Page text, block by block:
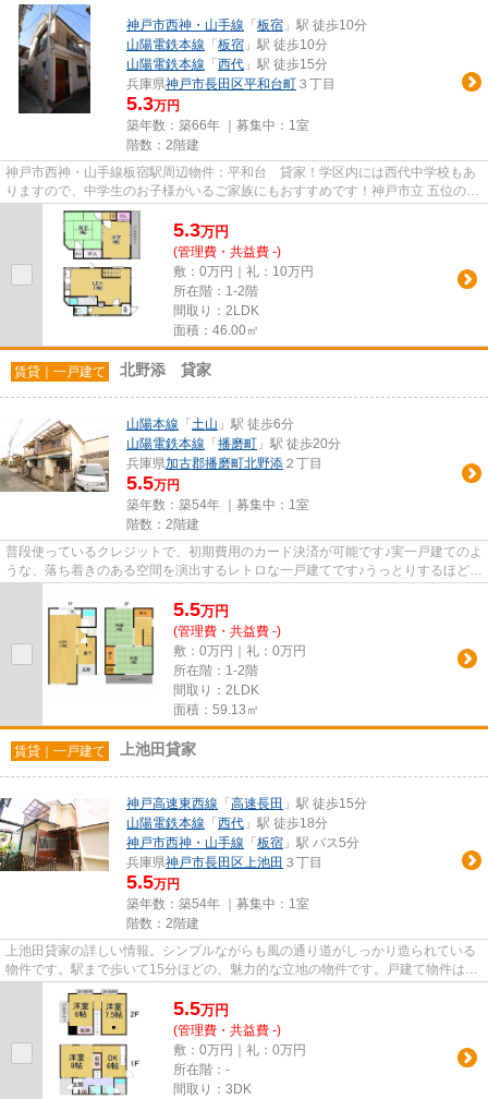
神戸市西神・山手線 「 板宿 」駅 徒歩10分
山陽電鉄本線 「 板宿 」駅 徒歩10分
山陽電鉄本線 「 西代 」駅 徒歩15分
兵庫県神戸市長田区平和台町 ３丁目
5.3万円
築年数：築66年 ｜募集中： 1室
階数：2階建
神戸市西神・山手線板宿駅周辺物件：平和台 貸家！学区内には西代中学校もあ
りますので、中学生のお子様がいるご家族にもおすすめです！神戸市立 五位の池
小学校まで192m、お子様の通...
5.3万円
(管理費・共益費 -)
敷：0万円｜礼：10万円
所在階：1-2階
間取り：2LDK
面積：46.00㎡
賃貸｜一戸建て 北野添 貸家
山陽本線 「 土山 」駅 徒歩6分
山陽電鉄本線 「 播磨町 」駅 徒歩20分
兵庫県加古郡播磨町北野添 ２丁目
5.5万円
築年数：築54年 ｜募集中： 1室
階数：2階建
普段使っているクレジットで、初期費用のカード決済が可能です♪実一戸建てのよ
うな、落ち着きのある空間を演出するレトロな一戸建てです♪うっとりするほど眺
5.5万円
(管理費・共益費 -)
敷：0万円｜礼：0万円
所在階：1-2階
間取り：2LDK
面積：59.13㎡
賃貸｜一戸建て 上池田貸家
神戸高速東西線 「 高速長田 」駅 徒歩15分
山陽電鉄本線 「 西代 」駅 徒歩18分
神戸市西神・山手線 「 板宿 」駅 バス5分
兵庫県神戸市長田区上池田 ３丁目
5.5万円
築年数：築54年 ｜募集中： 1室
階数：2階建
上池田貸家の詳しい情報。シンプルながらも風の通り道がしっかり造られている
物件です。駅まで歩いて15分ほどの、魅力的な立地の物件です。戸建て物件は、
室内のレイアウトの自由度も...
5.5万円
(管理費・共益費 -)
敷：0万円｜礼：0万円
所在階：-
間取り：3DK